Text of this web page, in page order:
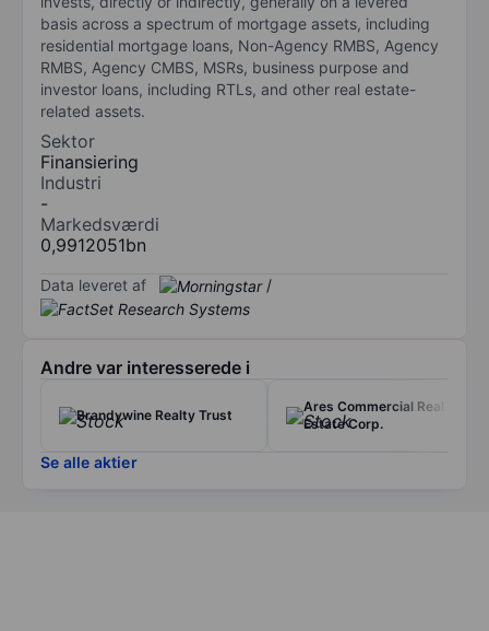
basis across a spectrum of mortgage assets, including
residential mortgage loans, Non-Agency RMBS, Agency
RMBS, Agency CMBS, MSRs, business purpose and
investor loans, including RTLs, and other real estate-
related assets.
Sektor
Finansiering
Industri
-
Markedsværdi
0,9912051bn
Data leveret af /
Andre var interesserede i
Brandywine Realty Trust
Ares Commercial Real
Estate Corp.
Se alle aktier